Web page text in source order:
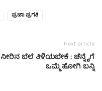
ಪ್ರಜಾ ಪ್ರಗತಿ
Next article
ನೀರಿನ ಬೆಲೆ ತಿಳಿಯಬೇಕೆ : ಚೆನ್ನೈಗೆ
ಒಮ್ಮೆ ಹೋಗಿ ಬನ್ನಿ